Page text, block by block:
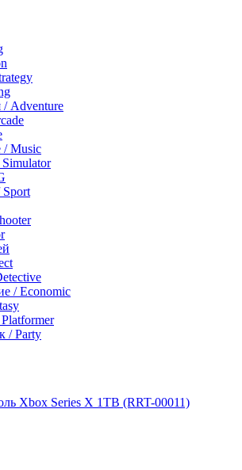
Adventure
Music
/ Economic
/ Party
Xbox Series X 1TB (RRT-00011)